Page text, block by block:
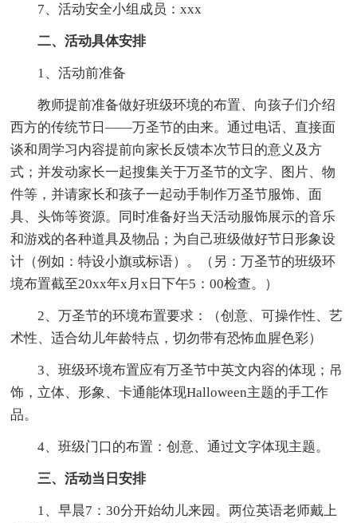
7、活动安全小组成员：xxx
二、活动具体安排
1、活动前准备
教师提前准备做好班级环境的布置、向孩子们介绍
西方的传统节日——万圣节的由来。通过电话、直接面
谈和周学习内容提前向家长反馈本次节日的意义及方
式；并发动家长一起搜集关于万圣节的文字、图片、物
件等，并请家长和孩子一起动手制作万圣节服饰、面
具、头饰等资源。同时准备好当天活动服饰展示的音乐
和游戏的各种道具及物品；为自己班级做好节日形象设
计（例如：特设小旗或标语）。（另：万圣节的班级环
境布置截至20xx年x月x日下午5：00检查。）
2、万圣节的环境布置要求：（创意、可操作性、艺
术性、适合幼儿年龄特点，切勿带有恐怖血腥色彩）
3、班级环境布置应有万圣节中英文内容的体现；吊
饰，立体、形象、卡通能体现Halloween主题的手工作
品。
4、班级门口的布置：创意、通过文字体现主题。
三、活动当日安排
1、早晨7：30分开始幼儿来园。两位英语老师戴上